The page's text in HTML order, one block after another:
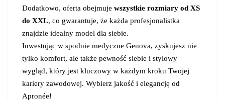
Dodatkowo, oferta obejmuje wszystkie rozmiary od XS
do XXL, co gwarantuje, że każda profesjonalistka
znajdzie idealny model dla siebie.
Inwestując w spodnie medyczne Genova, zyskujesz nie
tylko komfort, ale także pewność siebie i stylowy
wygląd, który jest kluczowy w każdym kroku Twojej
kariery zawodowej. Wybierz jakość i elegancję od
Apronée!